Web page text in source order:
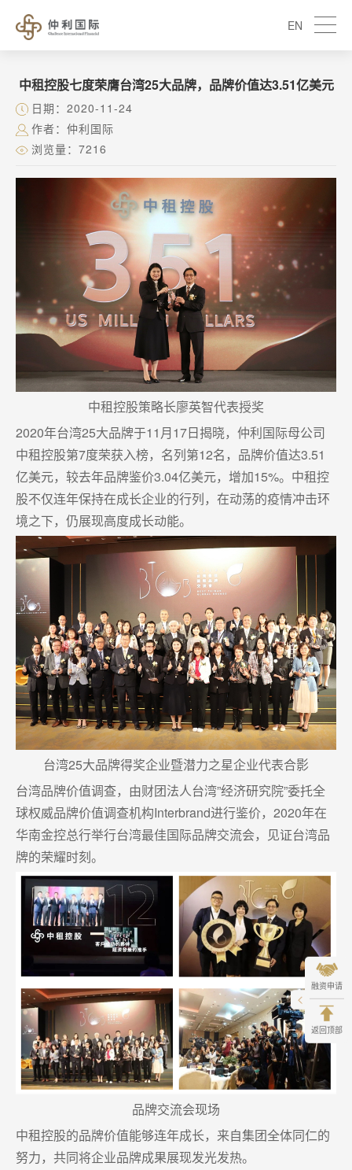
EN
中租控股七度荣膺台湾25大品牌，品牌价值达3.51亿美元
日期：2020-11-24
作者：仲利国际
浏览量：7216
中租控股策略长廖英智代表授奖
2020年台湾25大品牌于11月17日揭晓，仲利国际母公司
中租控股第7度荣获入榜，名列第12名，品牌价值达3.51
亿美元，较去年品牌鉴价3.04亿美元，增加15%。中租控
股不仅连年保持在成长企业的行列，在动荡的疫情冲击环
境之下，仍展现高度成长动能。
台湾25大品牌得奖企业暨潜力之星企业代表合影
台湾品牌价值调查，由财团法人台湾”经济研究院”委托全
球权威品牌价值调查机构Interbrand进行鉴价，2020年在
华南金控总行举行台湾最佳国际品牌交流会，见证台湾品
牌的荣耀时刻。
品牌交流会现场
中租控股的品牌价值能够连年成长，来自集团全体同仁的
努力，共同将企业品牌成果展现发光发热。
融资申请
返回顶部